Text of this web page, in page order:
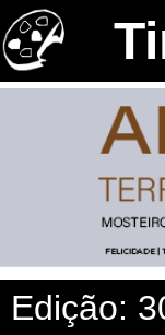
Edição: